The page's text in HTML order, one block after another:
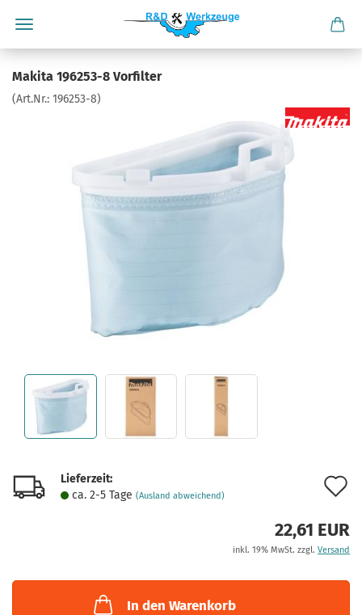
Makita 196253-8 Vorfilter
(Art.Nr.: 196253-8)
Lieferzeit:
ca. 2-5 Tage (Ausland abweichend)
22,61 EUR
inkl. 19% MwSt. zzgl. Versand
In den Warenkorb